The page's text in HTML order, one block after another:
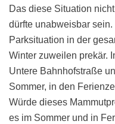
Das diese Situation
dürfte unabweisbar
Parksituation in der
Winter zuweilen prekär.
Untere Bahnhofstraße
Sommer, in den
Würde dieses
es im Sommer und in